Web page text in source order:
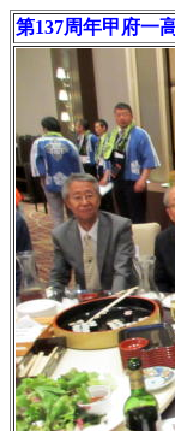
第137周年甲府